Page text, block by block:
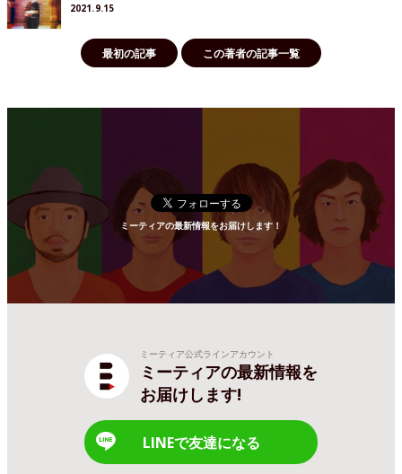
2021.9.15
最初の記事 この著者の記事一覧
ミーティアの最新情報をお届けします！
ミーティア公式ラインアカウント
ミーティアの最新情報を
お届けします!
LINEで友達になる